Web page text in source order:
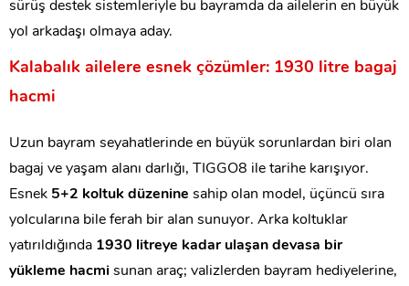
sürüş destek sistemleriyle bu bayramda da ailelerin en büyük
yol arkadaşı olmaya aday.
Kalabalık ailelere esnek çözümler: 1930 litre bagaj
hacmi
Uzun bayram seyahatlerinde en büyük sorunlardan biri olan
bagaj ve yaşam alanı darlığı, TIGGO8 ile tarihe karışıyor.
Esnek 5+2 koltuk düzenine sahip olan model, üçüncü sıra
yolcularına bile ferah bir alan sunuyor. Arka koltuklar
yatırıldığında 1930 litreye kadar ulaşan devasa bir
yükleme hacmi sunan araç; valizlerden bayram hediyelerine,